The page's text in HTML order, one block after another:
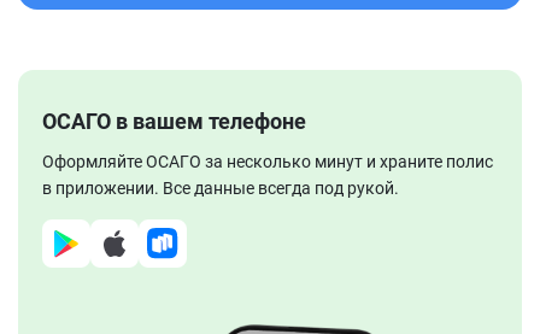
ОСАГО в вашем телефоне
Оформляйте ОСАГО за несколько минут и храните полис
в приложении. Все данные всегда под рукой.